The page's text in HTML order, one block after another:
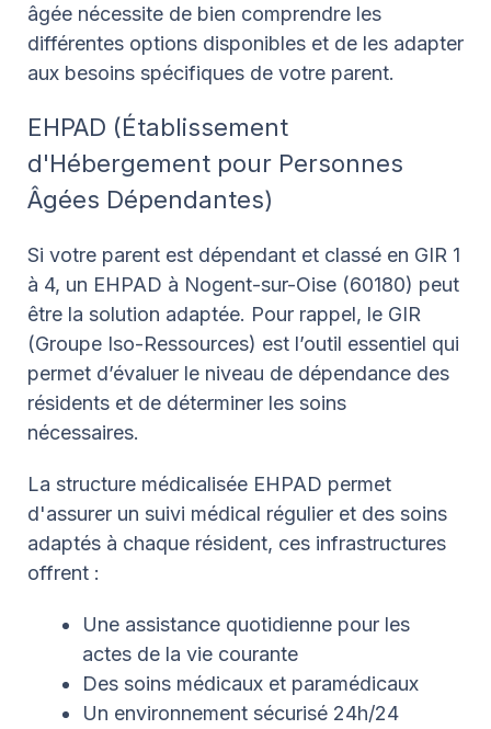
âgée nécessite de bien comprendre les
différentes options disponibles et de les adapter
aux besoins spécifiques de votre parent.
EHPAD (Établissement
d'Hébergement pour Personnes
Âgées Dépendantes)
Si votre parent est dépendant et classé en GIR 1
à 4, un EHPAD à Nogent-sur-Oise (60180) peut
être la solution adaptée. Pour rappel, le GIR
(Groupe Iso-Ressources) est l’outil essentiel qui
permet d’évaluer le niveau de dépendance des
résidents et de déterminer les soins
nécessaires.
La structure médicalisée EHPAD permet
d'assurer un suivi médical régulier et des soins
adaptés à chaque résident, ces infrastructures
offrent :
Une assistance quotidienne pour les
actes de la vie courante
Des soins médicaux et paramédicaux
Un environnement sécurisé 24h/24